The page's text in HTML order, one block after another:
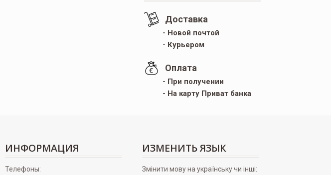
Доставка
- Новой почтой
- Курьером
Оплата
- При получении
- На карту Приват банка
ИНФОРМАЦИЯ
Телефоны:
ИЗМЕНИТЬ ЯЗЫК
Змінити мову на українську чи інші: